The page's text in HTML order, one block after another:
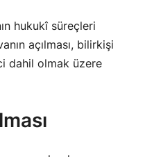
hukukî süreçleri
açılması, bilirkişi
dahil olmak üzere